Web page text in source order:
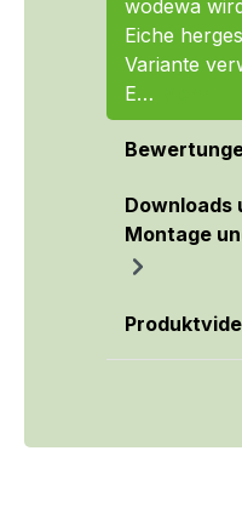
wodewa
Eiche
Variante
E…
Downloads
Montage